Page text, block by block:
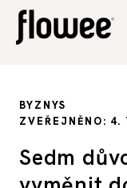
BYZNYS
ZVEŘEJNĚNO: 4.
Sedm